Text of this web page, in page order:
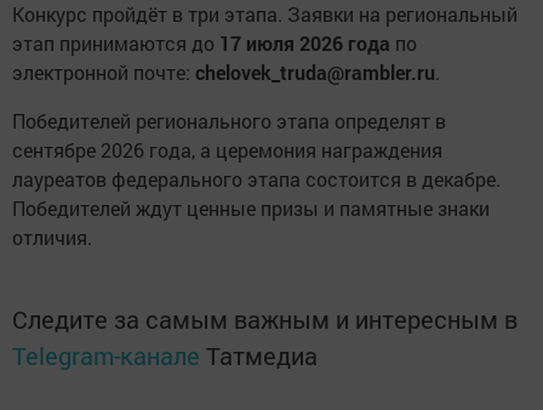
Конкурс пройдёт в три этапа. Заявки на региональный
этап принимаются до 17 июля 2026 года по
электронной почте: chelovek_truda@rambler.ru.
Победителей регионального этапа определят в
сентябре 2026 года, а церемония награждения
лауреатов федерального этапа состоится в декабре.
Победителей ждут ценные призы и памятные знаки
отличия.
Следите за самым важным и интересным в
Telegram-канале Татмедиа